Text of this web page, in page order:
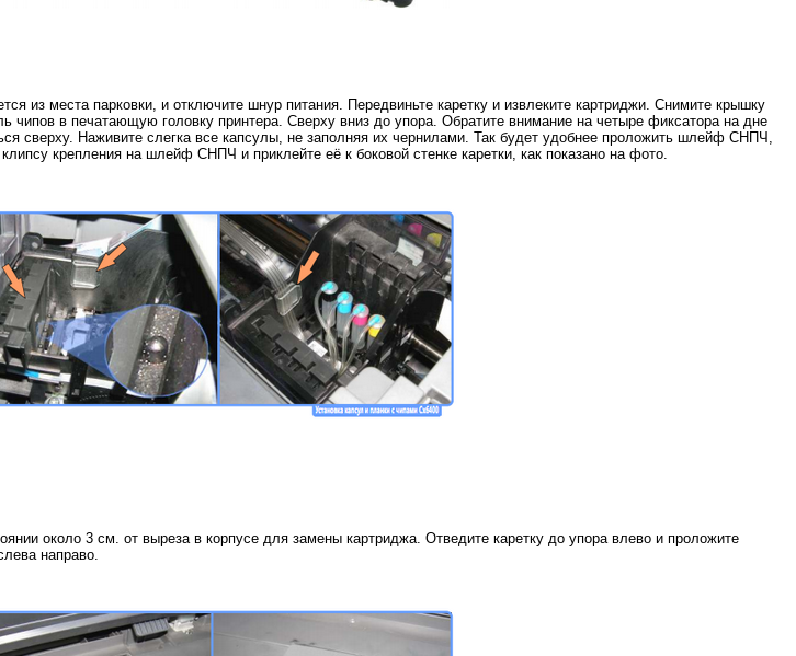
из места парковки, и отключите шнур питания. Передвиньте каретку и извлеките картриджи. Снимите крышку
чипов в печатающую головку принтера. Сверху вниз до упора. Обратите внимание на четыре фиксатора на дне
сверху. Наживите слегка все капсулы, не заполняя их чернилами. Так будет удобнее проложить шлейф СНПЧ,
крепления на шлейф СНПЧ и приклейте её к боковой стенке каретки, как показано на фото.
около 3 см. от выреза в корпусе для замены картриджа. Отведите каретку до упора влево и проложите
направо.